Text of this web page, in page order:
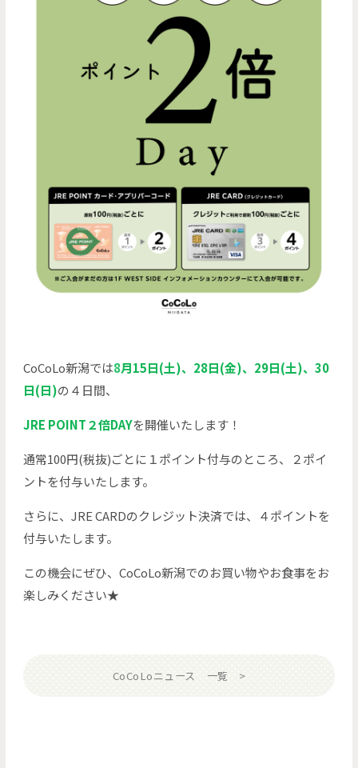
CoCoLo新潟では8月15日(土)、28日(金)、29日(土)、30
日(日)の４日間、
JRE POINT２倍DAYを開催いたします！
通常100円(税抜)ごとに１ポイント付与のところ、２ポイ
ントを付与いたします。
さらに、JRE CARDのクレジット決済では、４ポイントを
付与いたします。
この機会にぜひ、CoCoLo新潟でのお買い物やお食事をお
楽しみください★
CoCoLoニュース 一覧